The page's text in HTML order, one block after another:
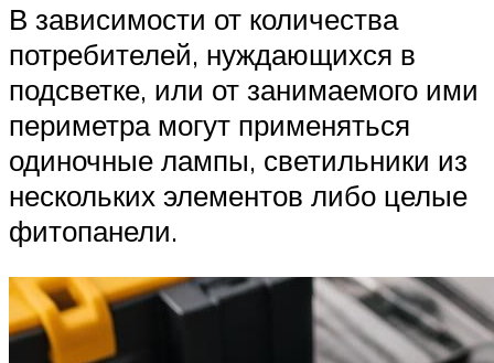
В зависимости от количества
потребителей, нуждающихся в
подсветке, или от занимаемого ими
периметра могут применяться
одиночные лампы, светильники из
нескольких элементов либо целые
фитопанели.